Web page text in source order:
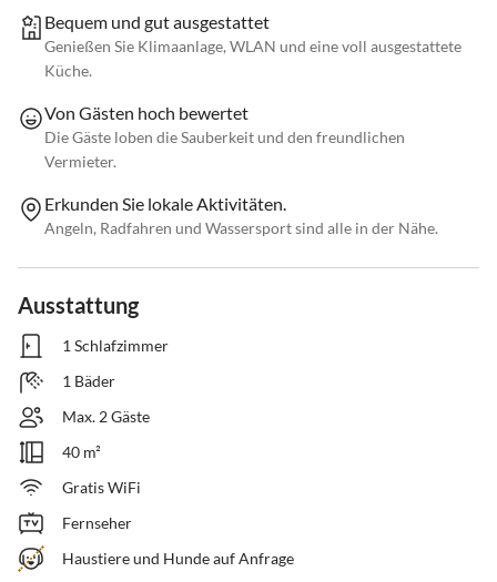
Bequem und gut ausgestattet
Genießen Sie Klimaanlage, WLAN und eine voll ausgestattete
Küche.
Von Gästen hoch bewertet
Die Gäste loben die Sauberkeit und den freundlichen
Vermieter.
Erkunden Sie lokale Aktivitäten.
Angeln, Radfahren und Wassersport sind alle in der Nähe.
Ausstattung
1 Schlafzimmer
1 Bäder
Max. 2 Gäste
40 m²
Gratis WiFi
Fernseher
Haustiere und Hunde auf Anfrage